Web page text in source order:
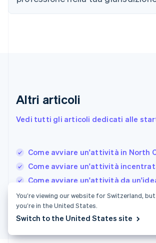
Altri articoli
Vedi tutti gli articoli dedicati alle
Come avviare un'attività in North
Come avviare un'attività
Come avviare un'attività da
per i nuovi imprenditori
Danimarca
English
FrançaisEnglish
DeutschEnglish
Gibilterra
Grecia
English
English
Irlanda
English
ItalianoEnglish
You’re viewing our website for Switzerland,
you’re in the United States.
Switch to the United States site